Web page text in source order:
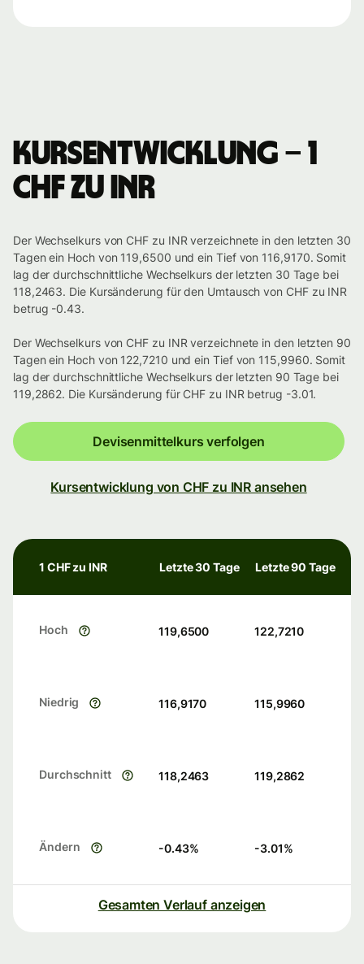
Kursentwicklung – 1
CHF zu INR
Der Wechselkurs von CHF zu INR verzeichnete in den letzten 30
Tagen ein Hoch von 119,6500 und ein Tief von 116,9170. Somit
lag der durchschnittliche Wechselkurs der letzten 30 Tage bei
118,2463. Die Kursänderung für den Umtausch von CHF zu INR
betrug -0.43.
Der Wechselkurs von CHF zu INR verzeichnete in den letzten 90
Tagen ein Hoch von 122,7210 und ein Tief von 115,9960. Somit
lag der durchschnittliche Wechselkurs der letzten 90 Tage bei
119,2862. Die Kursänderung für CHF zu INR betrug -3.01.
Devisenmittelkurs verfolgen
Kursentwicklung von CHF zu INR ansehen
1 CHF zu INR Letzte 30 Tage Letzte 90 Tage
Hoch 119,6500 122,7210
Niedrig 116,9170 115,9960
Durchschnitt 118,2463 119,2862
Ändern -0.43% -3.01%
Gesamten Verlauf anzeigen